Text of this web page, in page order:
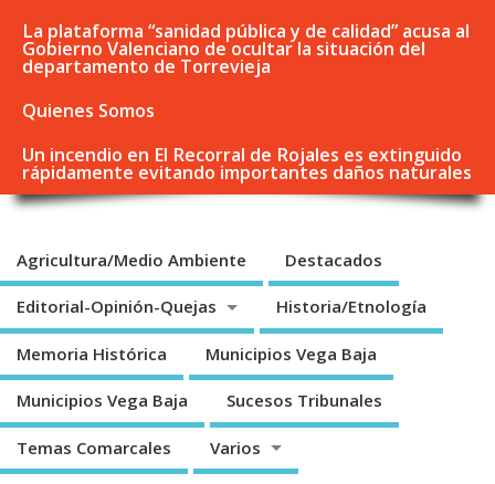
La plataforma “sanidad pública y de calidad” acusa al
Gobierno Valenciano de ocultar la situación del
departamento de Torrevieja
Quienes Somos
Un incendio en El Recorral de Rojales es extinguido
rápidamente evitando importantes daños naturales
Agricultura/Medio Ambiente Destacados
Editorial-Opinión-Quejas Historia/Etnología
Memoria Histórica Municipios Vega Baja
Municipios Vega Baja Sucesos Tribunales
Temas Comarcales Varios